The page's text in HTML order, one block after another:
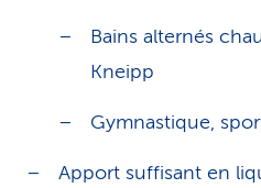
Bains alternés
Kneipp
Gymnastique,
Apport suffisant en